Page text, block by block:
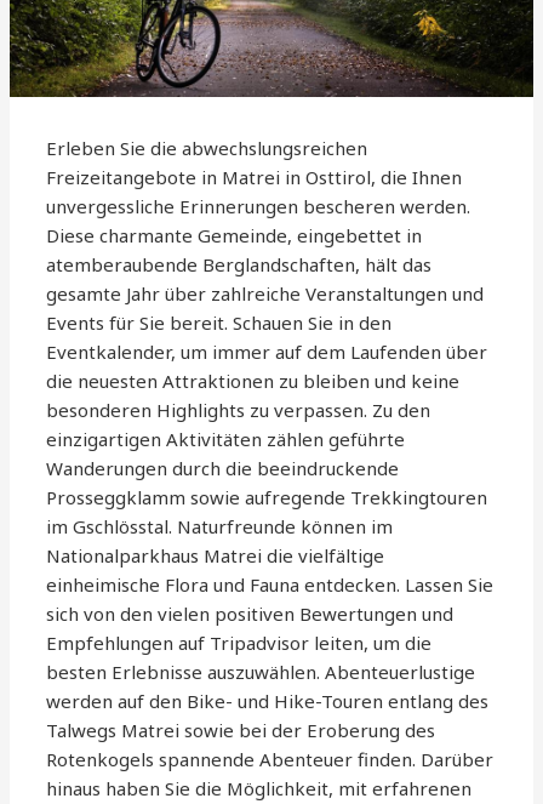
Erleben Sie die abwechslungsreichen
Freizeitangebote in Matrei in Osttirol, die Ihnen
unvergessliche Erinnerungen bescheren werden.
Diese charmante Gemeinde, eingebettet in
atemberaubende Berglandschaften, hält das
gesamte Jahr über zahlreiche Veranstaltungen und
Events für Sie bereit. Schauen Sie in den
Eventkalender, um immer auf dem Laufenden über
die neuesten Attraktionen zu bleiben und keine
besonderen Highlights zu verpassen. Zu den
einzigartigen Aktivitäten zählen geführte
Wanderungen durch die beeindruckende
Prosseggklamm sowie aufregende Trekkingtouren
im Gschlösstal. Naturfreunde können im
Nationalparkhaus Matrei die vielfältige
einheimische Flora und Fauna entdecken. Lassen Sie
sich von den vielen positiven Bewertungen und
Empfehlungen auf Tripadvisor leiten, um die
besten Erlebnisse auszuwählen. Abenteuerlustige
werden auf den Bike- und Hike-Touren entlang des
Talwegs Matrei sowie bei der Eroberung des
Rotenkogels spannende Abenteuer finden. Darüber
hinaus haben Sie die Möglichkeit, mit erfahrenen